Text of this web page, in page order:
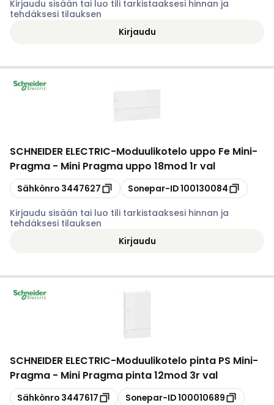
Kirjaudu sisään tai luo tili tarkistaaksesi hinnan ja
tehdäksesi tilauksen
Kirjaudu
SCHNEIDER ELECTRIC-Moduulikotelo uppo Fe Mini-
Pragma - Mini Pragma uppo 18mod 1r val
Kopioi
Sähkönro 3447627 Kopioi
Sonepar-ID100130084
Kirjaudu sisään tai luo tili tarkistaaksesi hinnan ja
tehdäksesi tilauksen
Kirjaudu
SCHNEIDER ELECTRIC-Moduulikotelo pinta PS Mini-
Pragma - Mini Pragma pinta 12mod 3r val
Kopioi
Sähkönro 3447617 Kopioi
Sonepar-ID100010689